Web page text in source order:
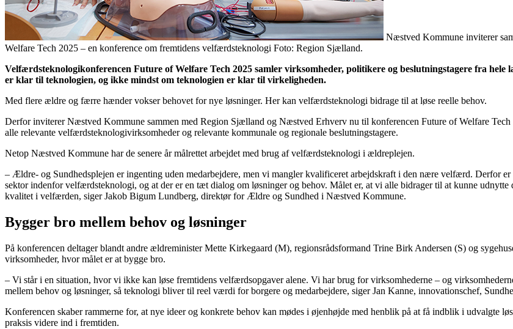
Næstved Kommune inviterer
Welfare Tech 2025 – en konference om fremtidens velfærdsteknologi Foto: Region Sjælland.
Velfærdsteknologikonferencen Future of Welfare Tech 2025 samler virksomheder, politikere og beslutningstagere fra
er klar til teknologien, og ikke mindst om teknologien er klar til virkeligheden.
Med flere ældre og færre hænder vokser behovet for nye løsninger. Her kan velfærdsteknologi bidrage til at løse reelle behov.
Derfor inviterer Næstved Kommune sammen med Region Sjælland og Næstved Erhverv nu til konferencen Future of Welfare
alle relevante velfærdsteknologivirksomheder og relevante kommunale og regionale beslutningstagere.
Netop Næstved Kommune har de senere år målrettet arbejdet med brug af velfærdsteknologi i ældreplejen.
– Ældre- og Sundhedsplejen er ingenting uden medarbejdere, men vi mangler kvalificeret arbejdskraft i den nære velfærd. Derfor
sektor indenfor velfærdsteknologi, og at der er en tæt dialog om løsninger og behov. Målet er, at vi alle bidrager til at kunne
kvalitet i velfærden, siger Jakob Bigum Lundberg, direktør for Ældre og Sundhed i Næstved Kommune.
Bygger bro mellem behov og løsninger
På konferencen deltager blandt andre ældreminister Mette Kirkegaard (M), regionsrådsformand Trine Birk Andersen (S) og
virksomheder, hvor målet er at bygge bro.
– Vi står i en situation, hvor vi ikke kan løse fremtidens velfærdsopgaver alene. Vi har brug for virksomhederne – og
mellem behov og løsninger, så teknologi bliver til reel værdi for borgere og medarbejdere, siger Jan Kanne, innovationschef,
Konferencen skaber rammerne for, at nye ideer og konkrete behov kan mødes i øjenhøjde med henblik på at få indblik i udvalgte
praksis videre ind i fremtiden.